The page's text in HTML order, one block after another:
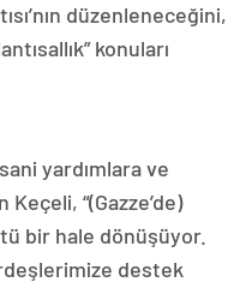
düzenleneceğini,
konuları
yardımlara ve
“(Gazze’de)
bir hale dönüşüyor.
destek